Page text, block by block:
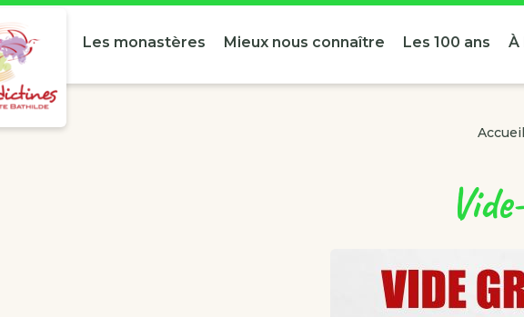
Les monastères Mieux nous connaître Les 100 ans À
Accueil